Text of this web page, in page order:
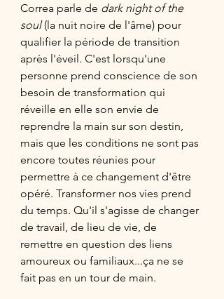
Correa parle de dark night of the
soul (la nuit noire de l'âme) pour
qualifier la période de transition
après l'éveil. C'est lorsqu'une
personne prend conscience de son
besoin de transformation qui
réveille en elle son envie de
reprendre la main sur son destin,
mais que les conditions ne sont pas
encore toutes réunies pour
permettre à ce changement d'être
opéré. Transformer nos vies prend
du temps. Qu'il s'agisse de changer
de travail, de lieu de vie, de
remettre en question des liens
amoureux ou familiaux...ça ne se
fait pas en un tour de main.